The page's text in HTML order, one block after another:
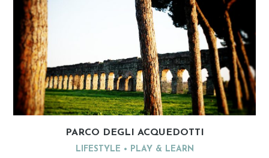
PARCO DEGLI ACQUEDOTTI
LIFESTYLE PLAY & LEARN